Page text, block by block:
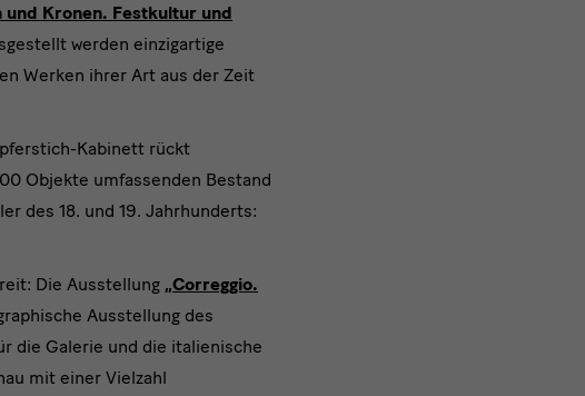
und Kronen. Festkultur und
werden einzigartige
Werken ihrer Art aus der Zeit
Kabinett rückt
Objekte umfassenden Bestand
des 18. und 19. Jahrhunderts:
Die Ausstellung „Correggio.
Ausstellung des
die Galerie und die italienische
mit einer Vielzahl